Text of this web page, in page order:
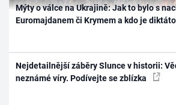
Mýty o válce na Ukrajině: Jak to bylo s
Euromajdanem či Krymem a kdo je
Nejdetailnější záběry Slunce v historii:
neznámé víry. Podívejte se zblízka